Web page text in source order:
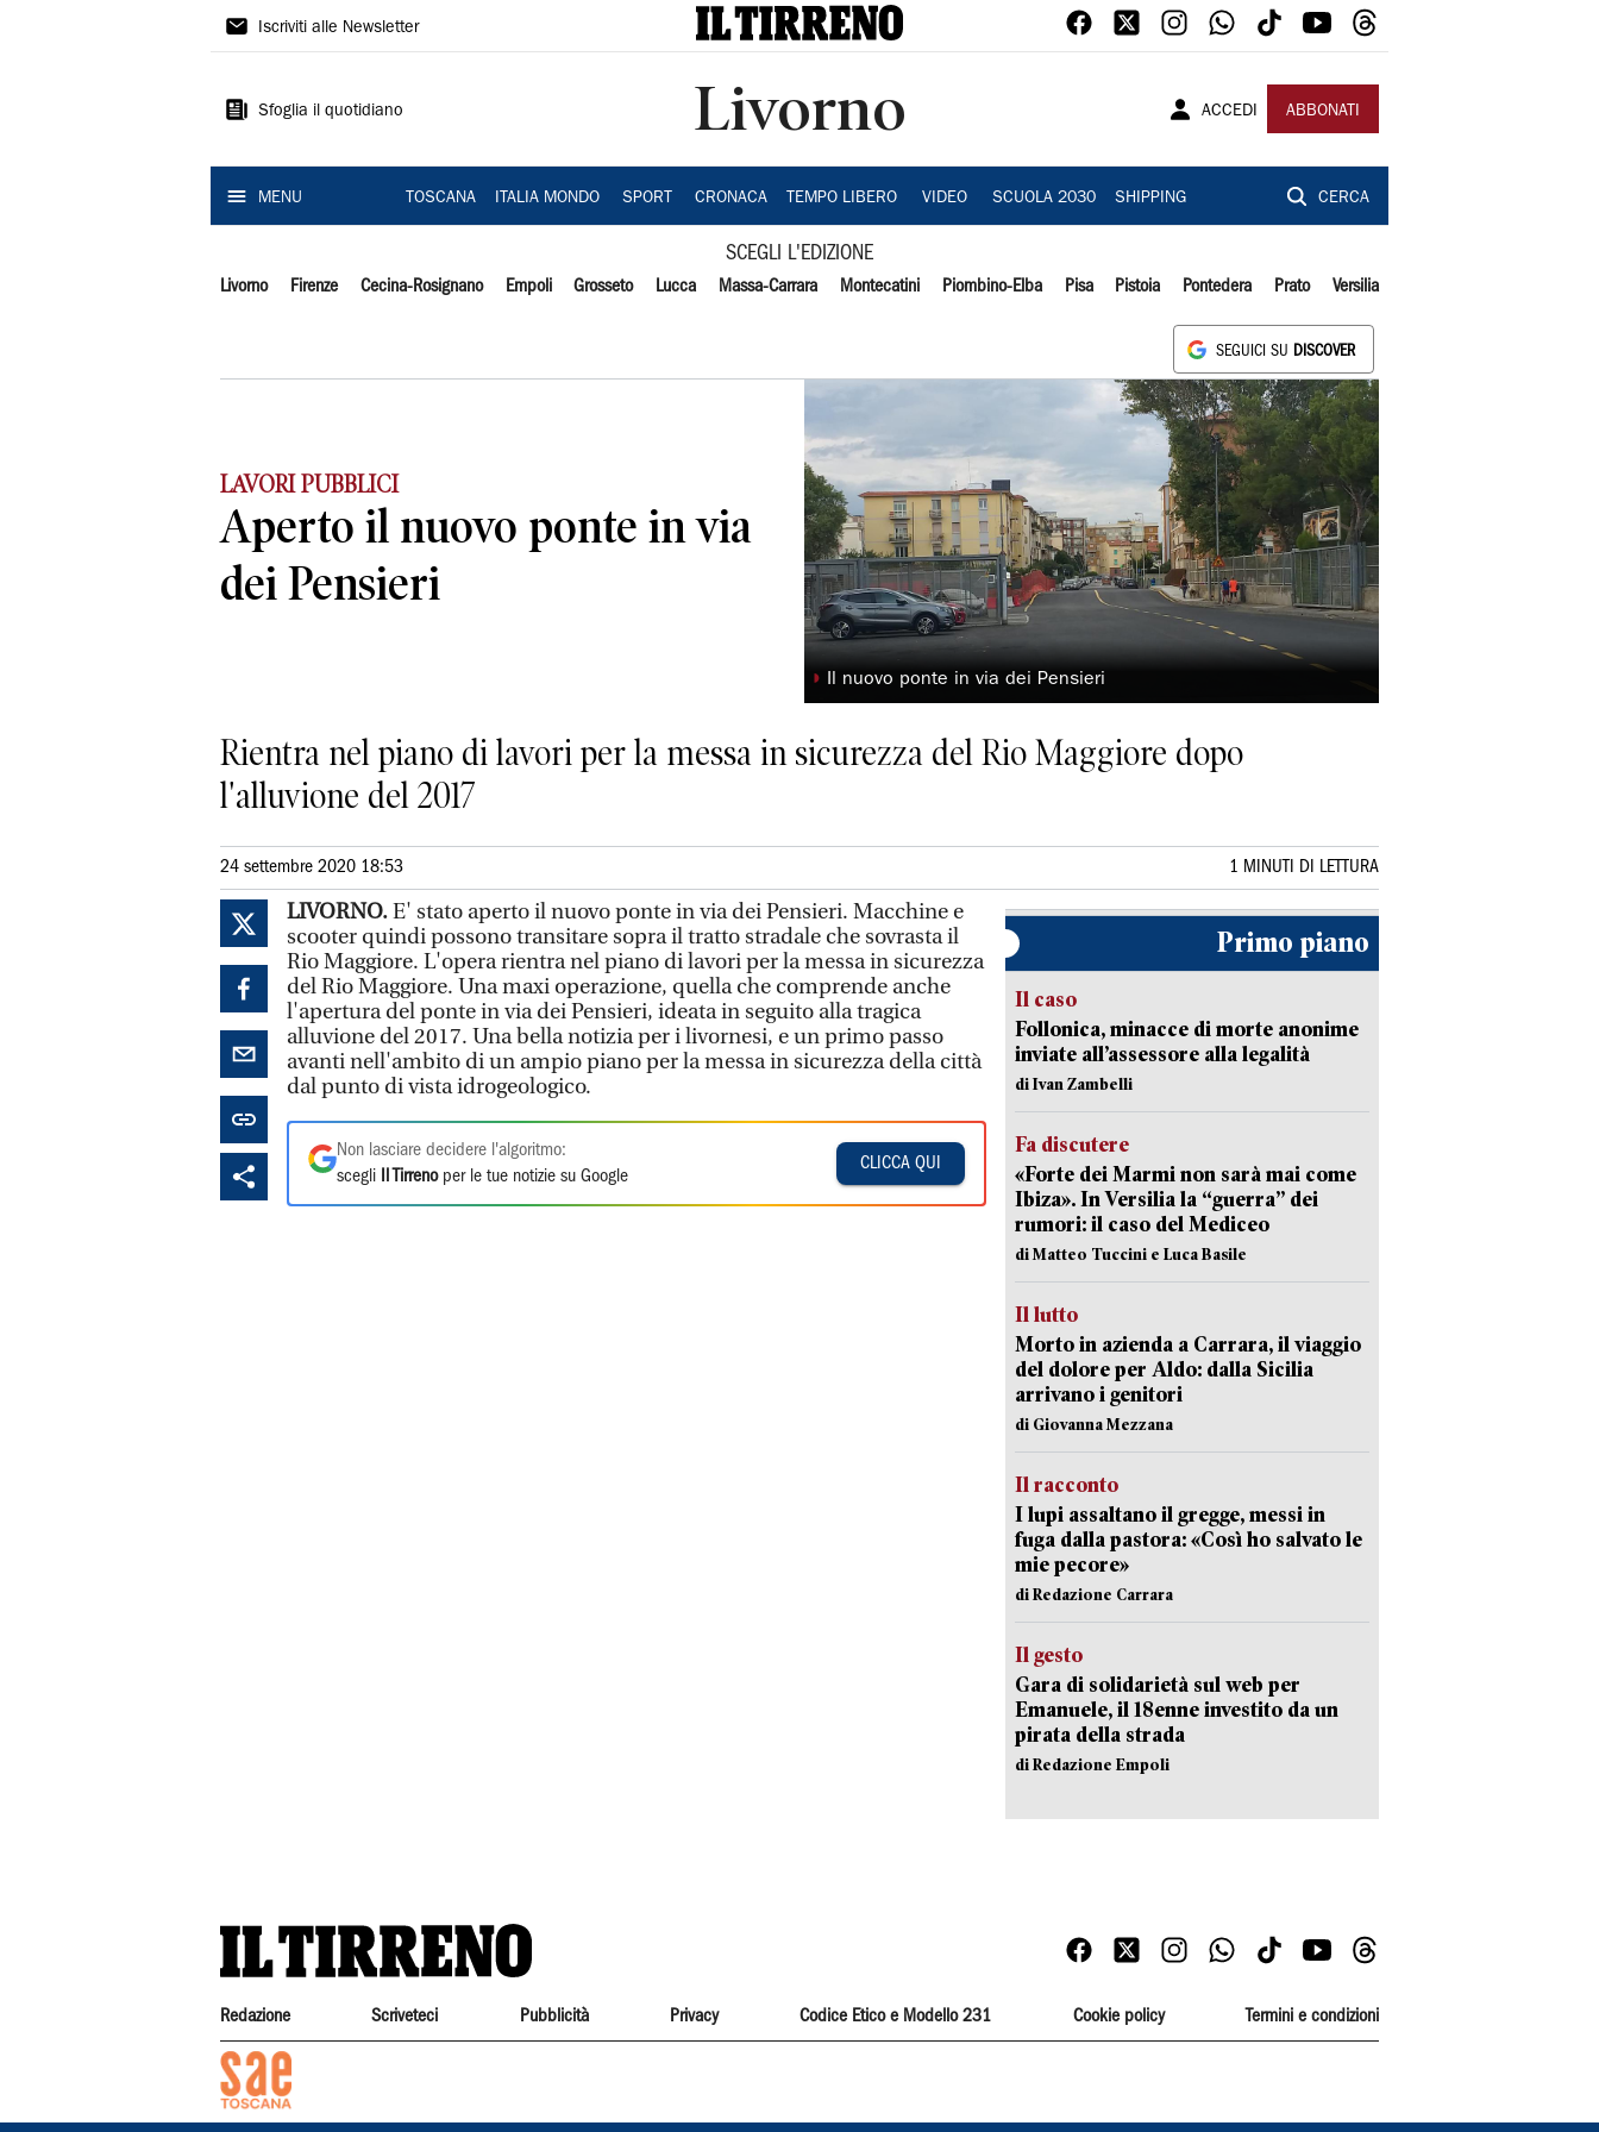
Il
Iscriviti alle Newsletter
Sfoglia il quotidiano Livorno ACCEDI ABBONATI
MENU TOSCANA ITALIA MONDO SPORT CRONACA TEMPO LIBERO VIDEO SCUOLA 2030 SHIPPING CERCA
SCEGLI L'EDIZIONE
Livorno Firenze Cecina-Rosignano Empoli Grosseto Lucca Massa-Carrara Montecatini Piombino-Elba Pisa Pistoia Pontedera Prato Versilia
SEGUICI SU DISCOVER
LAVORI PUBBLICI
Aperto il nuovo ponte in via
dei Pensieri
◗ Il nuovo ponte in via dei Pensieri
Rientra nel piano di lavori per la messa in sicurezza del Rio Maggiore dopo
l'alluvione del 2017
24 settembre 2020 18:53 1 MINUTI DI LETTURA
LIVORNO.E' stato aperto il nuovo ponte in via dei Pensieri. Macchine e
scooter quindi possono transitare sopra il tratto stradale che sovrasta il
Rio Maggiore. L'opera rientra nel piano di lavori per la messa in sicurezza
del Rio Maggiore. Una maxi operazione, quella che comprende anche
l'apertura del ponte in via dei Pensieri, ideata in seguito alla tragica
alluvione del 2017. Una bella notizia per i livornesi, e un primo passo
avanti nell'ambito di un ampio piano per la messa in sicurezza della città
dal punto di vista idrogeologico.
Non lasciare decidere l'algoritmo:
scegli
Il Tirrenoper le tue notizie su Google
CLICCA QUI
Primo piano
Il caso
Follonica, minacce di morte anonime
inviate all’assessore alla legalità
di Ivan Zambelli
Fa discutere
«Forte dei Marmi non sarà mai come
Ibiza». In Versilia la “guerra” dei
rumori: il caso del Mediceo
di Matteo Tuccini e Luca Basile
Il lutto
Morto in azienda a Carrara, il viaggio
del dolore per Aldo: dalla Sicilia
arrivano i genitori
di Giovanna Mezzana
Il racconto
I lupi assaltano il gregge, messi in
fuga dalla pastora: «Così ho salvato le
mie pecore»
di Redazione Carrara
Il gesto
Gara di solidarietà sul web per
Emanuele, il 18enne investito da un
pirata della strada
di Redazione Empoli
Redazione Scriveteci Pubblicità Privacy Codice Etico e Modello 231 Cookie policy Termini e condizioni